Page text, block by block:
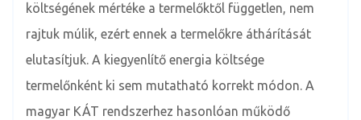
költségének mértéke a termelőktől független, nem
rajtuk múlik, ezért ennek a termelőkre áthárítását
elutasítjuk. A kiegyenlítő energia költsége
termelőnként ki sem mutatható korrekt módon. A
magyar KÁT rendszerhez hasonlóan működő